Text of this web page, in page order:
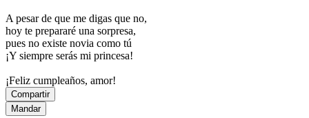
A pesar de que me digas que no,
hoy te prepararé una sorpresa,
pues no existe novia como tú
¡Y siempre serás mi princesa!
¡Feliz cumpleaños, amor!
Compartir
Mandar